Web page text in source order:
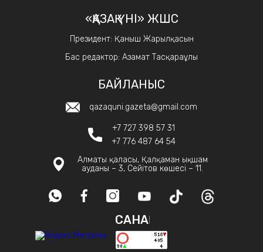
«ҚАЗАҚ ҮНІ» ЖШС
Президент: Қаныш Жарылқасын
Бас редактор: Азамат Тасқараұлы
БАЙЛАНЫС
qazaquni.gazeta@gmail.com
+7 727 398 57 31
+7 776 487 64 54
Алматы қаласы, Қалқаман ықшам
ауданы – 3, Сейітов көшесі – 11.
САНАҚ